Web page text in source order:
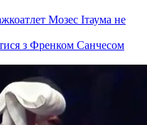
з Френком Санчесом